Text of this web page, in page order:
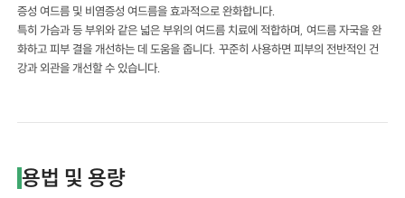
증성 여드름 및 비염증성 여드름을 효과적으로 완화합니다.
특히 가슴과 등 부위와 같은 넓은 부위의 여드름 치료에 적합하며, 여드름 자국을 완
화하고 피부 결을 개선하는 데 도움을 줍니다. 꾸준히 사용하면 피부의 전반적인 건
강과 외관을 개선할 수 있습니다.
용법 및 용량